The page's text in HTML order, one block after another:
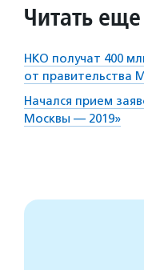
Читать еще
НКО получат 400
от правительства
Начался прием
Москвы — 2019»